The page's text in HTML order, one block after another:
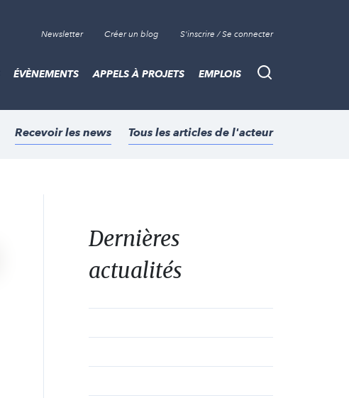
Newsletter Créer un blog S'inscrire / Se connecter
Recherche
ÉVÈNEMENTS APPELS À PROJETS EMPLOIS
Recevoir les news Tous les articles de l'acteur
Dernières
actualités